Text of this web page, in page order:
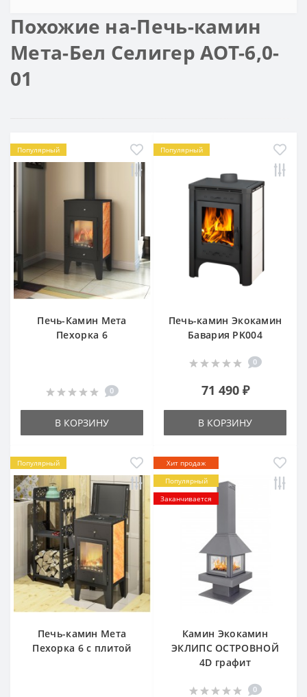
Похожие на-Печь-камин
Мета-Бел Селигер АОТ-6,0-
01
Популярный
Печь-Камин Мета
Пехорка 6
0
В КОРЗИНУ
Популярный
Печь-камин Экокамин
Бавария PK004
0
71 490 ₽
В КОРЗИНУ
Популярный
Печь-камин Мета
Пехорка 6 с плитой
Хит продаж
Популярный
Заканчивается
Камин Экокамин
ЭКЛИПС ОСТРОВНОЙ
4D графит
0